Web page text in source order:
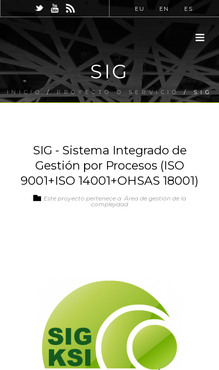
EU EN ES
SIG
INICIO /PROYECTO O SERVICIO/ SIG
SIG - Sistema Integrado de
Gestión por Procesos (ISO
9001+ISO 14001+OHSAS 18001)
Este proyecto pertenece a: Área de gestión de la
complejidad